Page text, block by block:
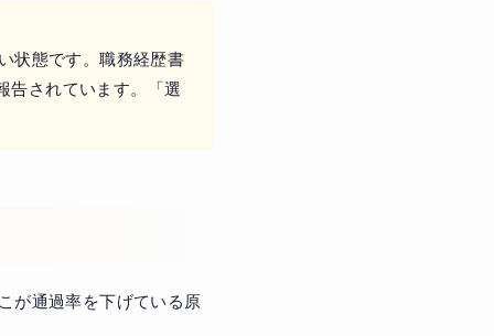
状態です。職務経歴書
告されています。「選
が通過率を下げている原